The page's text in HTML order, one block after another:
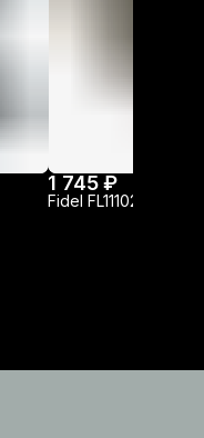
1 745 ₽
Fidel FL111020LP